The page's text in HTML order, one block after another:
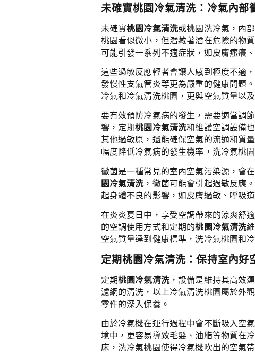
未確實桃園冷氣清洗：冷氣內部
未確實桃園冷氣清洗或桃園洗冷氣，內
桃園看似微小，但潛藏著潛在危險的物
可能引發一系列不適症狀，如皮膚瘙癢
這些過敏反應輕者會讓人感到極度不適
發慢性支氣管炎等更為嚴重的健康問題
冷氣和冷氣清洗桃園，更與空氣質量以
要有效預防冷氣病的發生，需要適當調
響，定期桃園冷氣清洗和維護空調設備
其他過敏原，還能確保空氣的流通和質
幅度降低冷氣病的發生機率，洗冷氣桃
黴菌是一種常見的室內空氣污染源，會
園冷氣清洗 ，黴菌可能會引起過敏反應
起身體不良的影響，如皮膚過敏、呼吸
在炎炎夏日中，享受空調帶來的涼爽舒
的空調使用方式和定期的桃園冷氣清洗
空氣質量達到健康標準，洗冷氣桃園和
定期桃園冷氣清洗：保持室內好
定期桃園冷氣清洗 ，設備是維持其高效
濾網的清洗，以上冷氣清洗桃園屬於外
零件的深入保養。
由於冷氣機在運行過程中會不斷吸入空
境中，更容易導致毛髮、油脂等物質在
床，洗冷氣桃園使得冷氣機吹出的空氣